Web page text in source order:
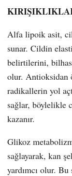
Alfa lipoik asit,
sunar. Cildin
belirtilerini,
olur. Antioksidan
radikallerin yol
sağlar, böylelikle
kazanır.
Glikoz
sağlayarak, kan
yardımcı olur.